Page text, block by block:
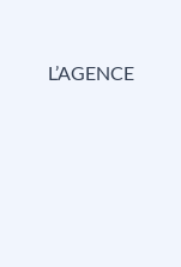
L’AGENCE